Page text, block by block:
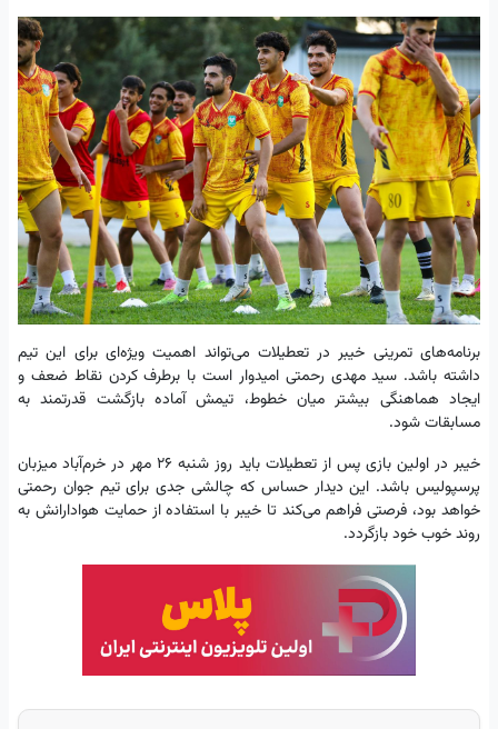
برنامه‌های تمرینی خیبر در تعطیلات می‌تواند اهمیت ویژه‌ای برای این تیم
داشته باشد. سید مهدی رحمتی امیدوار است با برطرف کردن نقاط ضعف و
ایجاد هماهنگی بیشتر میان خطوط، تیمش آماده بازگشت قدرتمند به
مسابقات شود.
خیبر در اولین بازی پس از تعطیلات باید روز شنبه ۲۶ مهر در خرم‌آباد میزبان
پرسپولیس باشد. این دیدار حساس که چالشی جدی برای تیم جوان رحمتی
خواهد بود، فرصتی فراهم می‌کند تا خیبر با استفاده از حمایت هوادارانش به
روند خوب خود بازگردد.